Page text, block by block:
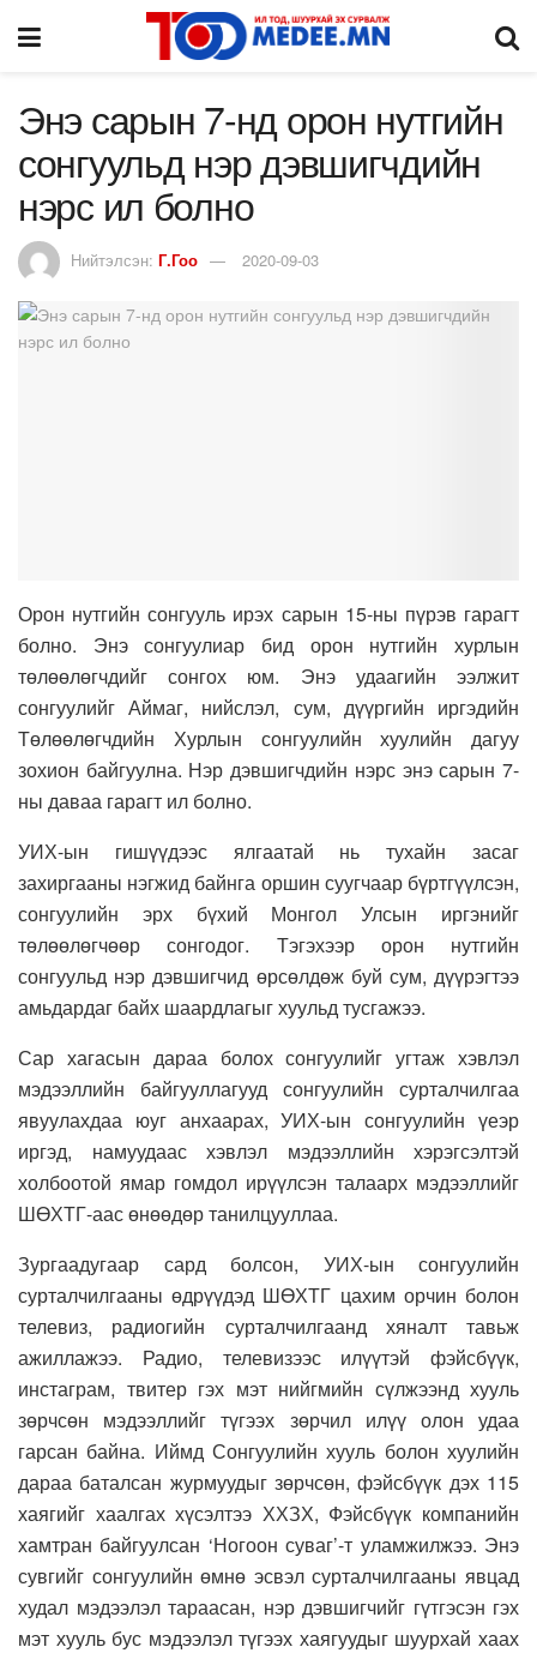
Энэ сарын 7-нд орон нутгийн
сонгуульд нэр дэвшигчдийн
нэрс ил болно
Нийтэлсэн: Г.Гоо 2020-09-03
Орон нутгийн сонгууль ирэх сарын 15-ны пүрэв гарагт
болно. Энэ сонгуулиар бид орон нутгийн хурлын
төлөөлөгчдийг сонгох юм. Энэ удаагийн ээлжит
сонгуулийг Аймаг, нийслэл, сум, дүүргийн иргэдийн
Төлөөлөгчдийн Хурлын сонгуулийн хуулийн дагуу
зохион байгуулна. Нэр дэвшигчдийн нэрс энэ сарын 7-
ны даваа гарагт ил болно.
УИХ-ын гишүүдээс ялгаатай нь тухайн засаг
захиргааны нэгжид байнга оршин суугчаар бүртгүүлсэн,
сонгуулийн эрх бүхий Монгол Улсын иргэнийг
төлөөлөгчөөр сонгодог. Тэгэхээр орон нутгийн
сонгуульд нэр дэвшигчид өрсөлдөж буй сум, дүүрэгтээ
амьдардаг байх шаардлагыг хуульд тусгажээ.
Сар хагасын дараа болох сонгуулийг угтаж хэвлэл
мэдээллийн байгууллагууд сонгуулийн сурталчилгаа
явуулахдаа юуг анхаарах, УИХ-ын сонгуулийн үеэр
иргэд, намуудаас хэвлэл мэдээллийн хэрэгсэлтэй
холбоотой ямар гомдол ирүүлсэн талаарх мэдээллийг
ШӨХТГ-аас өнөөдөр танилцууллаа.
Зургаадугаар сард болсон, УИХ-ын сонгуулийн
сурталчилгааны өдрүүдэд ШӨХТГ цахим орчин болон
телевиз, радиогийн сурталчилгаанд хяналт тавьж
ажиллажээ. Радио, телевизээс илүүтэй фэйсбүүк,
инстаграм, твитер гэх мэт нийгмийн сүлжээнд хууль
зөрчсөн мэдээллийг түгээх зөрчил илүү олон удаа
гарсан байна. Иймд Сонгуулийн хууль болон хуулийн
дараа баталсан журмуудыг зөрчсөн, фэйсбүүк дэх 115
хаягийг хаалгах хүсэлтээ ХХЗХ, Фэйсбүүк компанийн
хамтран байгуулсан ‘Ногоон суваг’-т уламжилжээ. Энэ
сувгийг сонгуулийн өмнө эсвэл сурталчилгааны явцад
худал мэдээлэл тараасан, нэр дэвшигчийг гүтгэсэн гэх
мэт хууль бус мэдээлэл түгээх хаягуудыг шуурхай хаах